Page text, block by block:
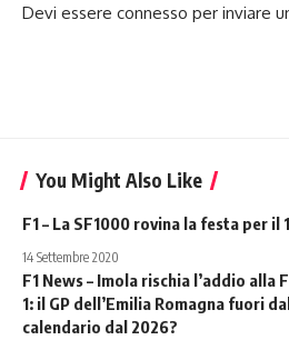
Devi essere connesso per inviare
You Might Also Like
F1 – La SF1000 rovina la festa per
14 Settembre 2020
F1 News – Imola rischia l’addio alla
1: il GP dell’Emilia Romagna fuori dal
calendario dal 2026?